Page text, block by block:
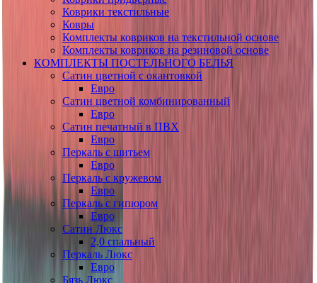
Коврики текстильные
Ковры
Комплекты ковриков на текстильной основе
Комплекты ковриков на резиновой основе
КОМПЛЕКТЫ ПОСТЕЛЬНОГО БЕЛЬЯ
Сатин цветной с окантовкой
Евро
Сатин цветной комбинированный
Евро
Сатин печатный в ПВХ
Евро
Перкаль с шитьем
Евро
Перкаль с кружевом
Евро
Перкаль с гипюром
Евро
Сатин Люкс
2,0 спальный
Перкаль Люкс
Евро
Бязь Люкс